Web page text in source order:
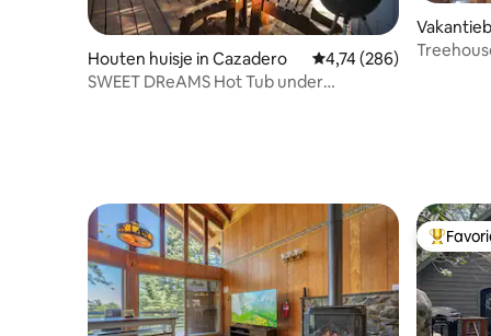
Houten huisje in Cazadero Gemiddelde
4,74 (286)
SWEET DReAMS Hot Tub under